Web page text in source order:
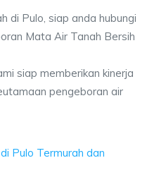
di Pulo, siap anda hubungi
Mata Air Tanah Bersih
siap memberikan kinerja
pengeboran air
Pulo Termurah dan